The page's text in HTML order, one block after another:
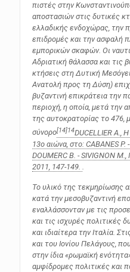
πιστές στην
αποστασιών στις δυτικές
ελλαδικής ενδοχώρας, την
επιδρομές και την ασφαλή
εμπορικών σκαφών. Οι
Αδριατική θάλασσα και τις
κτήσεις στη Δυτική
Ανατολή προς τη Δύση)
βυζαντινή επικράτεια την
περιοχή, η οποία, μετά την
της αυτοκρατορίας το 476,
σύνορο[14]14DUCELLIER Α.,
13ο αιώνα, στο: CABANES P.
DOUMERC B. - SIVIGNON M.,
2011, 147-149.
Το υλικό της τεκμηρίωσης
κατά την μεσοβυζαντινή
εναλλάσσονταν με τις
και τις ισχυρές πολιτικές
και ιδιαίτερα την Ιταλία.
και του Ιονίου Πελάγους,
στην ίδια «ρωμαϊκή
αμφίδρομες πολιτικές και